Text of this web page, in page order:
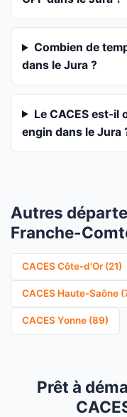
Combien de
dans le Jura ?
Le CACES est-il
engin dans le Jura
Autres
Franche-
CACES Côte-d'Or (21)
CACES Haute-Saône
CACES Yonne (89)
Prêt à